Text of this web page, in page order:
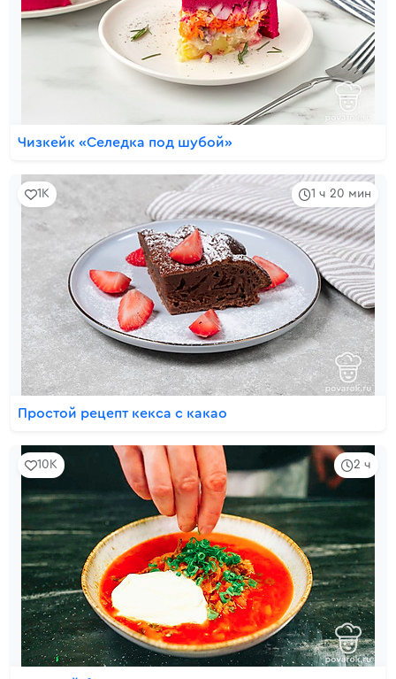
Чизкейк «Селедка под шубой»
1 ч 20 мин
1K
Простой рецепт кекса с какао
2 ч
10K